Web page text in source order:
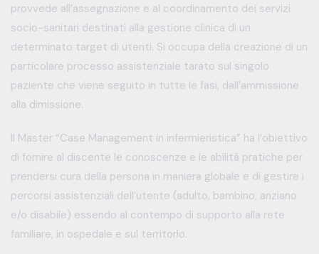
provvede all’assegnazione e al coordinamento dei servizi
socio-sanitari destinati alla gestione clinica di un
determinato target di utenti. Si occupa della creazione di un
particolare processo assistenziale tarato sul singolo
paziente che viene seguito in tutte le fasi, dall’ammissione
alla dimissione.
Il Master “Case Management in infermieristica” ha l’obiettivo
di fornire al discente le conoscenze e le abilità pratiche per
prendersi cura della persona in maniera globale e di gestire i
percorsi assistenziali dell’utente (adulto, bambino, anziano
e/o disabile) essendo al contempo di supporto alla rete
familiare, in ospedale e sul territorio.